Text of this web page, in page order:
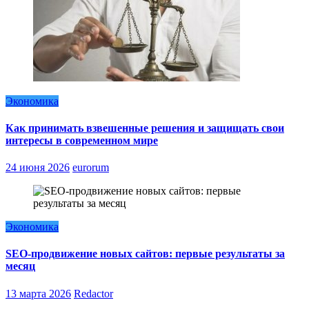
Экономика
Как принимать взвешенные решения и защищать свои
интересы в современном мире
24 июня 2026 eurorum
Экономика
SEO-продвижение новых сайтов: первые результаты за
месяц
13 марта 2026 Redactor